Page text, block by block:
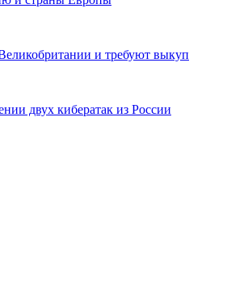
и требуют выкуп
двух кибератак из России